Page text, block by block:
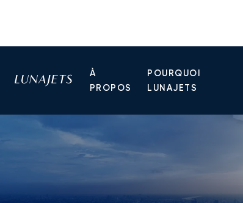
À
PROPOS
POURQUOI
LUNAJETS